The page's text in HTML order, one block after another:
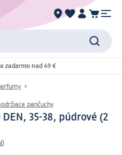
zadarmo nad 49 €
pančuchy
35-38, púdrové (2
)